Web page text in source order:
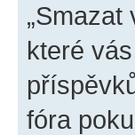
které
fóra